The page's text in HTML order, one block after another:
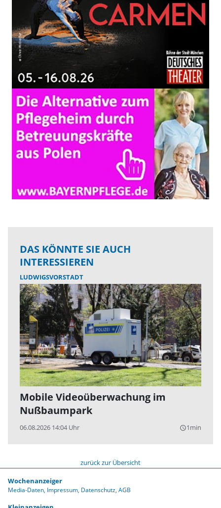
DAS KÖNNTE SIE AUCH
INTERESSIEREN
LUDWIGSVORSTADT
Mobile Videoüberwachung im
Nußbaumpark
06.08.2026 14:04 Uhr query_builder1min
zurück zur Übersicht
Wochenanzeiger
Media-Daten Impressum Datenschutz AGB